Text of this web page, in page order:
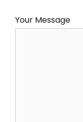
Your Message